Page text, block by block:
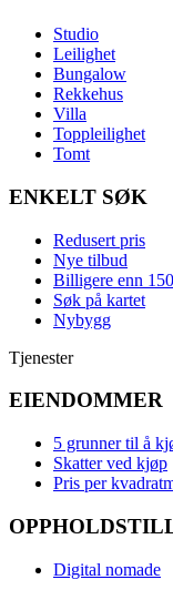
Studio
Leilighet
Bungalow
Rekkehus
Villa
Toppleilighet
Tomt
ENKELT SØK
Redusert pris
Nye tilbud
Billigere enn
Søk på kartet
Nybygg
Tjenester
EIENDOMMER
5 grunner til å
Skatter ved kjøp
Pris per
Digital nomade